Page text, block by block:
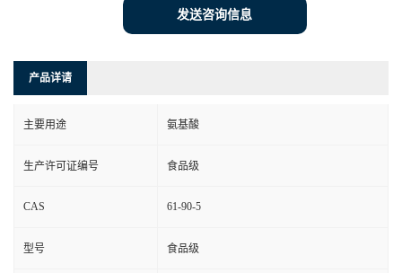
发送咨询信息
产品详请
主要用途 氨基酸
生产许可证编号 食品级
CAS 61-90-5
型号 食品级